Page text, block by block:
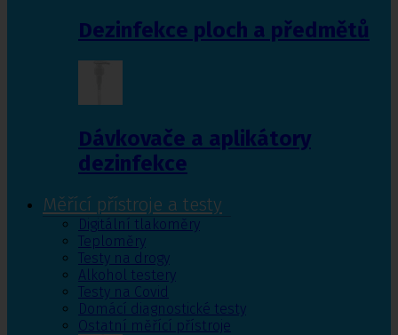
Dezinfekce ploch a předmětů
Dávkovače a aplikátory
dezinfekce
Měřící přístroje a testy
Digitální tlakoměry
Teploměry
Testy na drogy
Alkohol testery
Testy na Covid
Domácí diagnostické testy
Ostatní měřící přístroje